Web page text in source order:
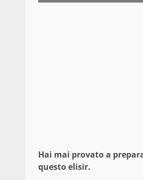
Hai mai provato a
questo elisir.